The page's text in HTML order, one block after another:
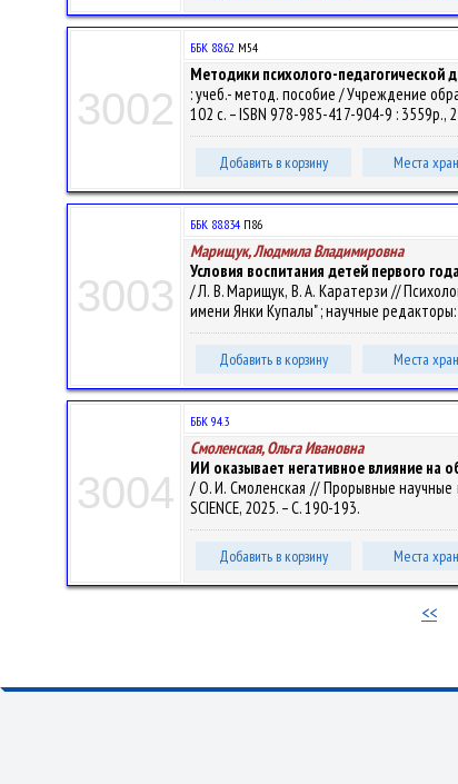
3002
ББК 88.62 М54
Методики психолого-педагогической
: учеб.- метод. пособие / Учреждение
102 с. – ISBN 978-985-417-904-9 : 3559р.,
Добавить в корзину Места
3003
ББК 88.834 П86
Марищук, Людмила Владимировна
Условия воспитания детей первого
/ Л. В. Марищук, В. А. Каратерзи //
имени Янки Купалы" ; научные
Добавить в корзину Места
3004
ББК 94.3
Смоленская, Ольга Ивановна
ИИ оказывает негативное влияние на
/ О. И. Смоленская // Прорывные научные
SCIENCE, 2025. – С. 190-193.
Добавить в корзину Места
<<